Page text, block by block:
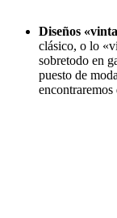
Diseños
clásico, o lo
sobretodo en
puesto de
encontraremos